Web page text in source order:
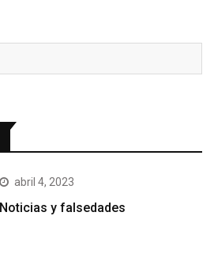
abril 4, 2023
Noticias y falsedades